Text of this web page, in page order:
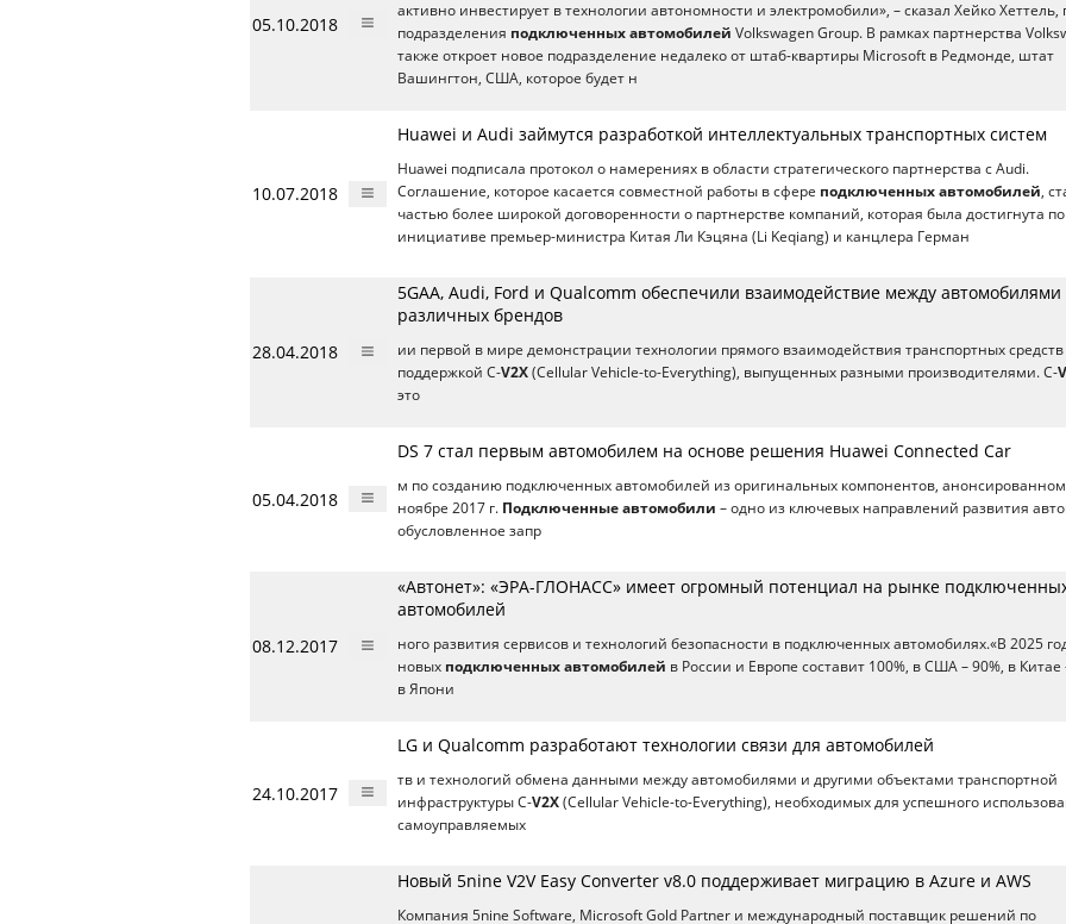
05.10.2018
активно инвестирует в технологии автономности и электромобили», – сказал Хейко Хеттель,
подразделения подключенных автомобилей Volkswagen Group. В рамках партнерства
также откроет новое подразделение недалеко от штаб-квартиры Microsoft в Редмонде, штат
Вашингтон, США, которое будет н
10.07.2018
Huawei и Audi займутся разработкой интеллектуальных транспортных систем
Huawei подписала протокол о намерениях в области стратегического партнерства с Audi.
Соглашение, которое касается совместной работы в сфере подключенных автомобилей,
частью более широкой договоренности о партнерстве компаний, которая была достигнута по
инициативе премьер-министра Китая Ли Кэцяна (Li Keqiang) и канцлера Герман
28.04.2018
5GAA, Audi, Ford и Qualcomm обеспечили взаимодействие между автомобилями
различных брендов
ии первой в мире демонстрации технологии прямого взаимодействия транспортных средств
поддержкой C-V2X (Cellular Vehicle-to-Everything), выпущенных разными производителями. C-
это
05.04.2018
DS 7 стал первым автомобилем на основе решения Huawei Connected Car
м по созданию подключенных автомобилей из оригинальных компонентов,
ноябре 2017 г. Подключенные автомобили – одно из ключевых направлений развития
обусловленное запр
08.12.2017
«Автонет»: «ЭРА-ГЛОНАСС» имеет огромный потенциал на рынке
автомобилей
ного развития сервисов и технологий безопасности в подключенных автомобилях.«В 2025
новых подключенных автомобилей в России и Европе составит 100%, в США – 90%, в Китае
в Япони
24.10.2017
LG и Qualcomm разработают технологии связи для автомобилей
тв и технологий обмена данными между автомобилями и другими объектами транспортной
инфраструктуры C-V2X (Cellular Vehicle-to-Everything), необходимых для успешного
самоуправляемых
Новый 5nine V2V Easy Converter v8.0 поддерживает миграцию в Azure и AWS
Компания 5nine Software, Microsoft Gold Partner и международный поставщик решений по